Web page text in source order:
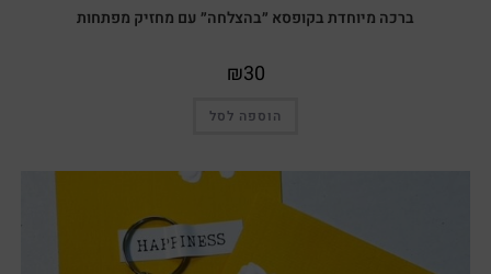
ברכה מיוחדת בקופסא ״בהצלחה״ עם מחזיק מפתחות
₪30
הוספה לסל